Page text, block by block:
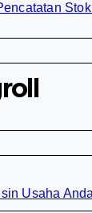
Usaha Anda